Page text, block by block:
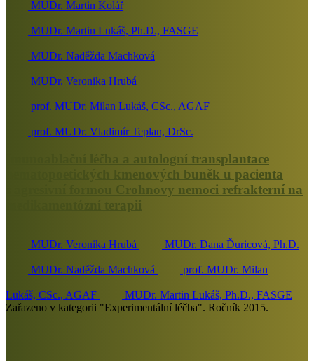
MUDr. Martin Kolář
MUDr. Martin Lukáš, Ph.D., FASGE
MUDr. Naděžda Machková
MUDr. Veronika Hrubá
prof. MUDr. Milan Lukáš, CSc., AGAF
prof. MUDr. Vladimír Teplan, DrSc.
Imunoablační léčba a autologní transplantace
hematopoetických kmenových buněk u pacienta
s agresivní formou Crohnovy nemoci refrakterní na
medikamentózní terapii
MUDr. Veronika Hrubá MUDr. Dana Ďuricová, Ph.D.
MUDr. Naděžda Machková prof. MUDr. Milan
Lukáš, CSc., AGAF
MUDr. Martin Lukáš, Ph.D., FASGE
Zařazeno v kategorii "Experimentální léčba". Ročník 2015.